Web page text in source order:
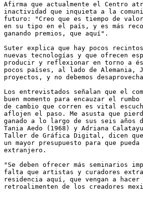
Afirma que actualmente el Centro
inactividad que inquieta a la
futuro: "Creo que es tiempo de
en su tipo en el país, y es más
ganando premios, que aquí".
Suter explica que hay pocos
nuevas tecnologías y que ofrecen
producir y reflexionar en torno a
pocos países, al lado de Alemania,
proyectos, y no debemos
Los entrevistados señalan que el
buen momento para encauzar el
de cambio que corren es vital
aflojen el paso. Me asusta que
ganado a lo largo de sus seis años
Tania Aedo (1968) y Adriana
Taller de Gráfica Digital, dicen
un mayor presupuesto para que
extranjero.
"Se deben ofrecer más seminarios
falta que artistas y curadores
residencia aquí, que vengan a
retroalimenten de los creadores